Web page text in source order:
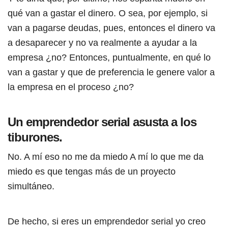
qué van a gastar el dinero. O sea, por ejemplo, si
van a pagarse deudas, pues, entonces el dinero va
a desaparecer y no va realmente a ayudar a la
empresa ¿no? Entonces, puntualmente, en qué lo
van a gastar y que de preferencia le genere valor a
la empresa en el proceso ¿no?
Un emprendedor serial asusta a los
tiburones.
No. A mí eso no me da miedo A mí lo que me da
miedo es que tengas más de un proyecto
simultáneo.
De hecho, si eres un emprendedor serial yo creo